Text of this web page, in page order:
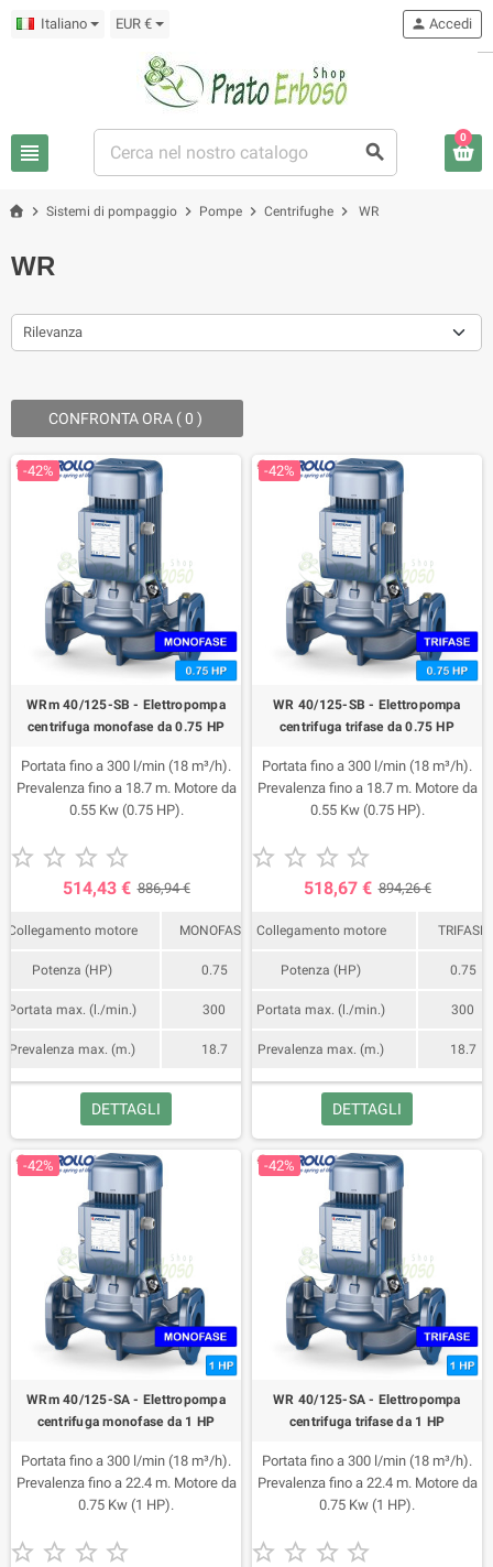
Italiano EUR €
view_headline search
person Accedi
0
chevron_right Sistemi di pompaggio chevron_right Pompe chevron_right Centrifughe chevron_right WR
WR
Rilevanza
CONFRONTA ORA (0) ‎
-42%
WRm 40/125-SB - Elettropompa
centrifuga monofase da 0.75 HP
Portata fino a 300 l/min (18 m³/h).
Prevalenza fino a 18.7 m. Motore da
0.55 Kw (0.75 HP).
   
514,43 € 886,94 €
Collegamento motore MONOFASE
Potenza (HP) 0.75
Portata max. (l./min.) 300
Prevalenza max. (m.) 18.7
DETTAGLI
-42%
WR 40/125-SB - Elettropompa
centrifuga trifase da 0.75 HP
Portata fino a 300 l/min (18 m³/h).
Prevalenza fino a 18.7 m. Motore da
0.55 Kw (0.75 HP).
   
518,67 € 894,26 €
Collegamento motore TRIFASE
Potenza (HP) 0.75
Portata max. (l./min.) 300
Prevalenza max. (m.) 18.7
DETTAGLI
-42%
WRm 40/125-SA - Elettropompa
centrifuga monofase da 1 HP
Portata fino a 300 l/min (18 m³/h).
Prevalenza fino a 22.4 m. Motore da
0.75 Kw (1 HP).
   
-42%
WR 40/125-SA - Elettropompa
centrifuga trifase da 1 HP
Portata fino a 300 l/min (18 m³/h).
Prevalenza fino a 22.4 m. Motore da
0.75 Kw (1 HP).
   